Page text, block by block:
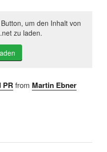
um den Inhalt von
zu laden.
PR from Martin Ebner